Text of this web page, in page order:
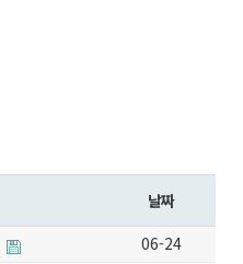
날짜
06-24